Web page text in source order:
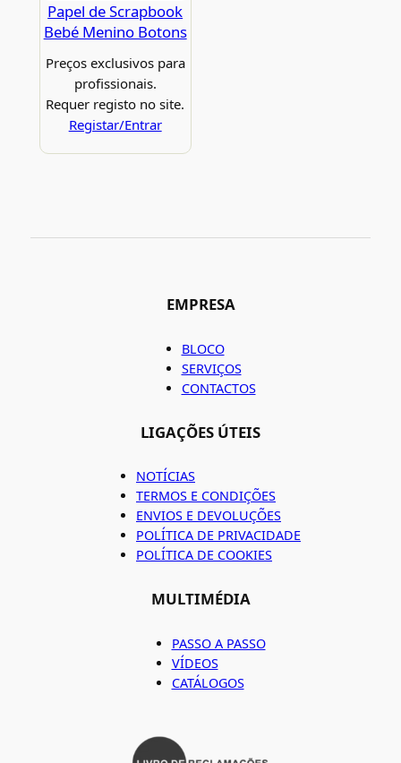
Papel de Scrapbook
Bebé Menino Botons
Preços exclusivos para
profissionais.
Requer registo no site.
Registar/Entrar
EMPRESA
BLOCO
SERVIÇOS
CONTACTOS
LIGAÇÕES ÚTEIS
NOTÍCIAS
TERMOS E CONDIÇÕES
ENVIOS E DEVOLUÇÕES
POLÍTICA DE PRIVACIDADE
POLÍTICA DE COOKIES
MULTIMÉDIA
PASSO A PASSO
VÍDEOS
CATÁLOGOS